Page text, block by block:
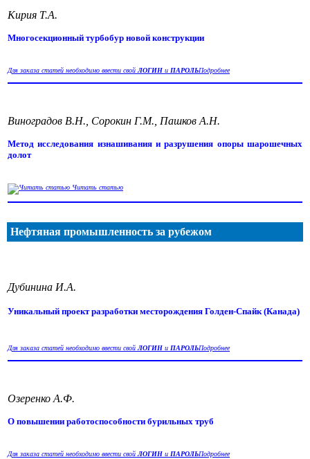
Кирия Т.А.
Многосекционный турбобур новой конструкции
Для заказа статей необходимо ввести свойЛОГИН и ПАРОЛЬПодробнее
Виноградов В.Н., Сорокин Г.М., Пашков А.Н.
Метод исследования изнашивания и разрушения опоры шарошечных
долот
Читать статью
Нефтяная промышленность за рубежом
Дубинина И.А.
Уникальный проект разработки месторождения Голден-Спайк (Канада)
Для заказа статей необходимо ввести свойЛОГИН и ПАРОЛЬПодробнее
Озеренко А.Ф.
О повышении работоспособности бурильных труб
Для заказа статей необходимо ввести свойЛОГИН и ПАРОЛЬПодробнее